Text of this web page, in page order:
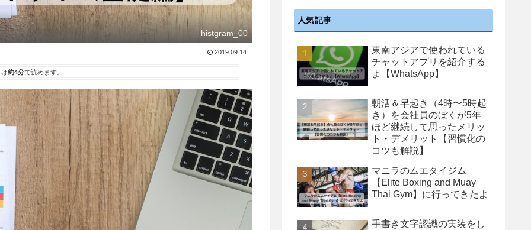
histgram_00
2019.09.14
約4分で読めます。
人気記事
東南アジアで使われている
チャットアプリを紹介する
よ【WhatsApp】
朝活＆早起き（4時〜5時起
き）を会社員のぼくが5年
ほど継続して思ったメリッ
ト・デメリット【習慣化の
コツも解説】
マニラのムエタイジム
【Elite Boxing and Muay
Thai Gym】に行ってきたよ
手書き文字認識の実装をし